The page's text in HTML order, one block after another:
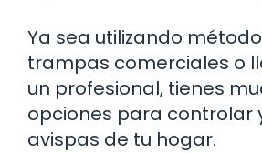
Ya sea utilizando
trampas comerciales o
un profesional, tienes
opciones para controlar
avispas de tu hogar.